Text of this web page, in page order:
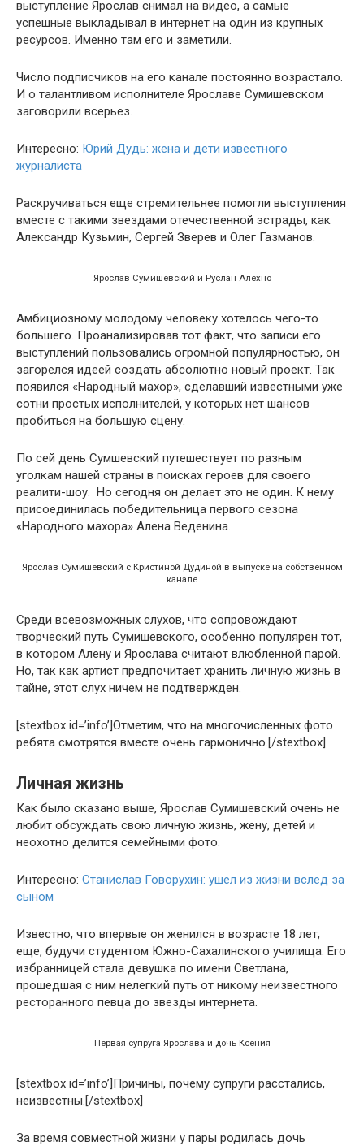
выступление Ярослав снимал на видео, а самые
успешные выкладывал в интернет на один из крупных
ресурсов. Именно там его и заметили.
Число подписчиков на его канале постоянно возрастало.
И о талантливом исполнителе Ярославе Сумишевском
заговорили всерьез.
Интересно: Юрий Дудь: жена и дети известного
журналиста
Раскручиваться еще стремительнее помогли выступления
вместе с такими звездами отечественной эстрады, как
Александр Кузьмин, Сергей Зверев и Олег Газманов.
Ярослав Сумишевский и Руслан Алехно
Амбициозному молодому человеку хотелось чего-то
большего. Проанализировав тот факт, что записи его
выступлений пользовались огромной популярностью, он
загорелся идеей создать абсолютно новый проект. Так
появился «Народный махор», сделавший известными уже
сотни простых исполнителей, у которых нет шансов
пробиться на большую сцену.
По сей день Сумшевский путешествует по разным
уголкам нашей страны в поисках героев для своего
реалити-шоу. Но сегодня он делает это не один. К нему
присоединилась победительница первого сезона
«Народного махора» Алена Веденина.
Ярослав Сумишевский с Кристиной Дудиной в выпуске на собственном
канале
Среди всевозможных слухов, что сопровождают
творческий путь Сумишевского, особенно популярен тот,
в котором Алену и Ярослава считают влюбленной парой.
Но, так как артист предпочитает хранить личную жизнь в
тайне, этот слух ничем не подтвержден.
[stextbox id=’info’]Отметим, что на многочисленных фото
ребята смотрятся вместе очень гармонично.[/stextbox]
Личная жизнь
Как было сказано выше, Ярослав Сумишевский очень не
любит обсуждать свою личную жизнь, жену, детей и
неохотно делится семейными фото.
Интересно: Станислав Говорухин: ушел из жизни вслед за
сыном
Известно, что впервые он женился в возрасте 18 лет,
еще, будучи студентом Южно-Сахалинского училища. Его
избранницей стала девушка по имени Светлана,
прошедшая с ним нелегкий путь от никому неизвестного
ресторанного певца до звезды интернета.
Первая супруга Ярослава и дочь Ксения
[stextbox id=’info’]Причины, почему супруги расстались,
неизвестны.[/stextbox]
За время совместной жизни у пары родилась дочь